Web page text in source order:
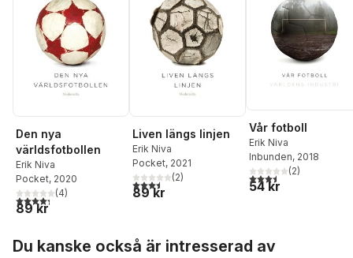
Den nya
världsfotbollen
Erik Niva
Pocket, 2020
4,3utav 5 stjärnor. Totalt antal röster:
(4)
89 kr
Liven längs linjen
Erik Niva
Pocket, 2021
3,5utav 5 stjärnor. Totalt antal röster:
(2)
89 kr
Vår fotboll
Erik Niva
Inbunden, 2018
3,5utav 5 stjärnor.
(2)
54 kr
Du kanske också är intresserad av